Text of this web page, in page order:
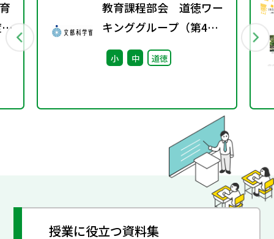
教育課程部会 道徳ワー
キンググループ（第4
回） 配付資料
小 中 道徳
授業に役立つ資料集